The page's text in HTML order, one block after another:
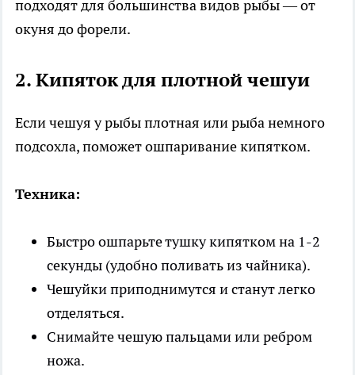
подходят для большинства видов рыбы — от
окуня до форели.
2. Кипяток для плотной чешуи
Если чешуя у рыбы плотная или рыба немного
подсохла, поможет ошпаривание кипятком.
Техника:
Быстро ошпарьте тушку кипятком на 1-2
секунды (удобно поливать из чайника).
Чешуйки приподнимутся и станут легко
отделяться.
Снимайте чешую пальцами или ребром
ножа.